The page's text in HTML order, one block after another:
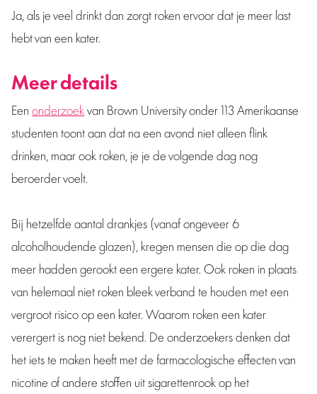
Ja, als je veel drinkt dan zorgt roken ervoor dat je meer last
hebt van een kater.
Meer details
Eenonderzoekvan Brown University onder 113 Amerikaanse
studenten toont aan dat na een avond niet alleen flink
drinken, maar ook roken, je je de volgende dag nog
beroerder voelt.
Bij hetzelfde aantal drankjes (vanaf ongeveer 6
alcoholhoudende glazen), kregen mensen die op die dag
meer hadden gerookt een ergere kater. Ook roken in plaats
van helemaal niet roken bleek verband te houden met een
vergroot risico op een kater. Waarom roken een kater
verergert is nog niet bekend. De onderzoekers denken dat
het iets te maken heeft met de farmacologische effecten van
nicotine of andere stoffen uit sigarettenrook op het